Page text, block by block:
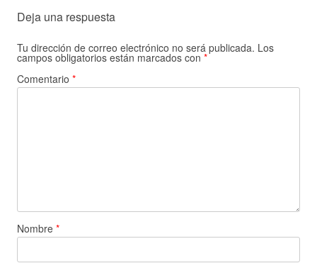
Deja una respuesta
Tu dirección de correo electrónico no será publicada. Los
campos obligatorios están marcados con *
Comentario *
Nombre *